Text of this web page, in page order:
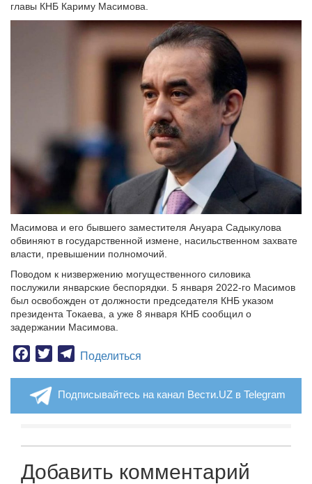
главы КНБ Кариму Масимова.
Масимова и его бывшего заместителя Ануара Садыкулова
обвиняют в государственной измене, насильственном захвате
власти, превышении полномочий.
Поводом к низвержению могущественного силовика
послужили январские беспорядки. 5 января 2022-го Масимов
был освобожден от должности председателя КНБ указом
президента Токаева, а уже 8 января КНБ сообщил о
задержании Масимова.
Facebook
TwitterTelegram
Поделиться
Подписывайтесь на канал Вести.UZ в Telegram
Добавить комментарий